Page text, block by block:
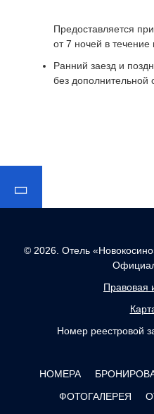
Предоставляется
от 7 ночей в течение
Ранний заезд и
без дополнительной
© 2026. Отель
Правовая
Номер реестровой
НОМЕРА
ФОТОГАЛЕРЕЯ